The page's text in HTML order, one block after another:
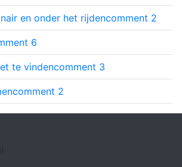
en onder het rijdencomment 2
6
te vindencomment 3
comment 2